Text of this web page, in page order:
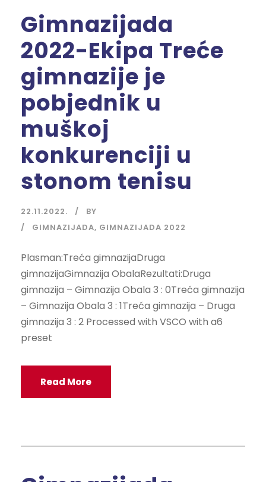
Gimnazijada
2022-Ekipa Treće
gimnazije je
pobjednik u
muškoj
konkurenciji u
stonom tenisu
22.11.2022.
BY
GIMNAZIJADA, GIMNAZIJADA 2022
Plasman:Treća gimnazijaDruga
gimnazijaGimnazija ObalaRezultati:Druga
gimnazija – Gimnazija Obala 3 : 0Treća gimnazija
– Gimnazija Obala 3 : 1Treća gimnazija – Druga
gimnazija 3 : 2 Processed with VSCO with a6
preset
Read More